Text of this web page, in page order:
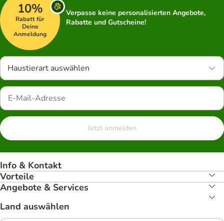
10%
Rabatt für
Deine
Anmeldung
Verpasse keine personalisierten Angebote,
Rabatte und Gutscheine!
Haustierart auswählen
Jetzt anmelden
Info & Kontakt
Vorteile
Angebote & Services
Land auswählen